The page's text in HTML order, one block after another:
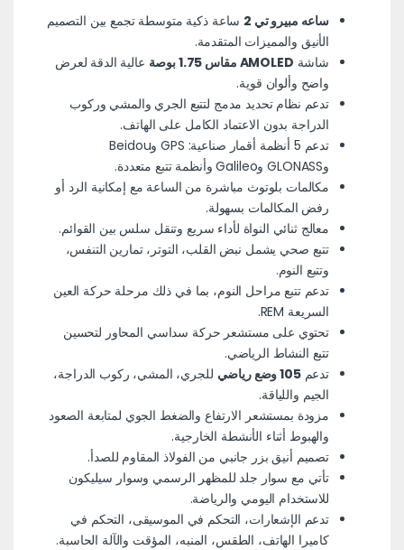
ساعه مبيرو تي 2
ساعة ذكية متوسطة تجمع بين التصميم
الأنيق والمميزات المتقدمة.
شاشة AMOLED مقاس 1.75 بوصة
عالية الدقة لعرض
واضح وألوان قوية.
تدعم نظام تحديد مدمج لتتبع الجري والمشي وركوب
الدراجة بدون الاعتماد الكامل على الهاتف.
تدعم 5 أنظمة أقمار صناعية: GPS وBeidou
وGLONASS وGalileo وأنظمة تتبع متعددة.
مكالمات بلوتوث مباشرة من الساعة مع إمكانية الرد أو
رفض المكالمات بسهولة.
معالج ثنائي النواة لأداء سريع وتنقل سلس بين القوائم.
تتبع صحي يشمل نبض القلب، التوتر، تمارين التنفس،
وتتبع النوم.
تدعم تتبع مراحل النوم، بما في ذلك مرحلة حركة العين
السريعة REM.
تحتوي على مستشعر حركة سداسي المحاور لتحسين
تتبع النشاط الرياضي.
تدعم105 وضع رياضي
للجري، المشي، ركوب الدراجة،
الجيم واللياقة.
مزودة بمستشعر الارتفاع والضغط الجوي لمتابعة الصعود
والهبوط أثناء الأنشطة الخارجية.
تصميم أنيق بزر جانبي من الفولاذ المقاوم للصدأ.
تأتي مع سوار جلد للمظهر الرسمي وسوار سيليكون
للاستخدام اليومي والرياضة.
تدعم الإشعارات، التحكم في الموسيقى، التحكم في
كاميرا الهاتف، الطقس، المنبه، المؤقت والآلة الحاسبة.